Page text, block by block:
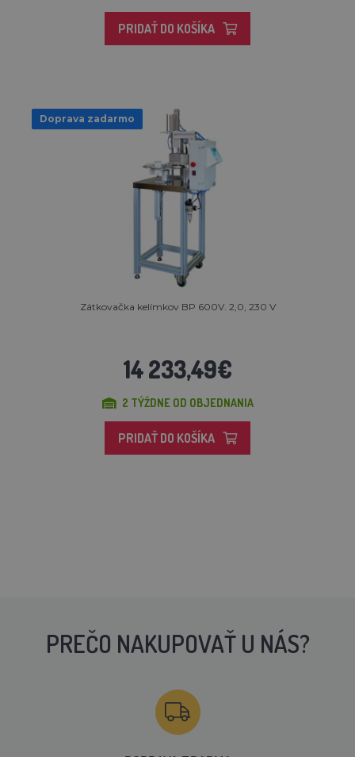
PRIDAŤ DO KOŠÍKA
Doprava zadarmo
Zátkovačka kelímkov BP 600V. 2,0, 230 V
14 233,49€
2 TÝŽDNE OD OBJEDNANIA
PRIDAŤ DO KOŠÍKA
PREČO NAKUPOVAŤ U NÁS?